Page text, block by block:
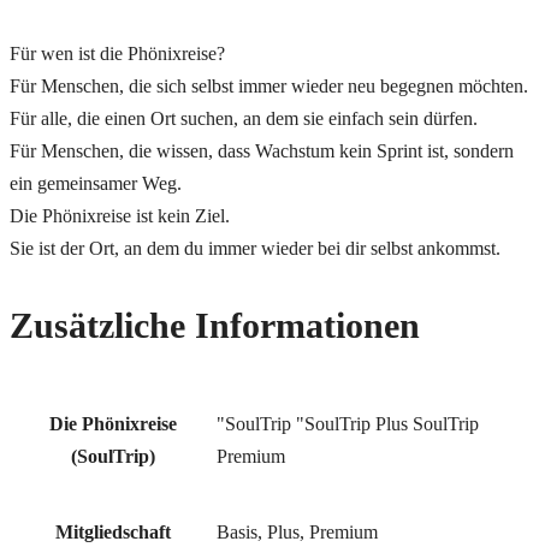
Für wen ist die Phönixreise?
Für Menschen, die sich selbst immer wieder neu begegnen möchten.
Für alle, die einen Ort suchen, an dem sie einfach sein dürfen.
Für Menschen, die wissen, dass Wachstum kein Sprint ist, sondern
ein gemeinsamer Weg.
Die Phönixreise ist kein Ziel.
Sie ist der Ort, an dem du immer wieder bei dir selbst ankommst.
Zusätzliche Informationen
Die Phönixreise
(SoulTrip)
"SoulTrip "SoulTrip Plus SoulTrip
Premium
Mitgliedschaft Basis, Plus, Premium